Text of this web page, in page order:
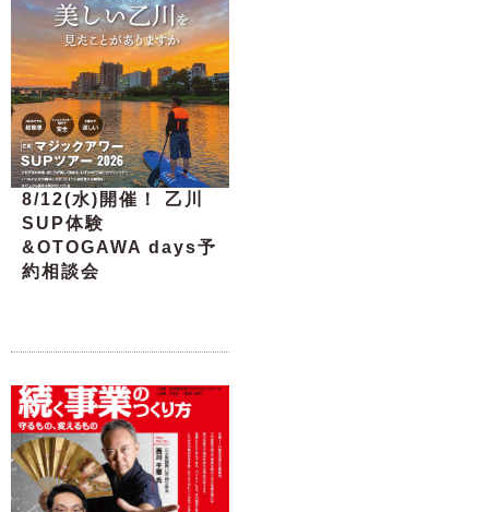
8/12(水)開催！ 乙川
SUP体験
&OTOGAWA days予
約相談会